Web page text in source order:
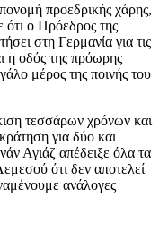
προεδρικής χάρης,
ο Πρόεδρος της
στη Γερμανία για τις
η οδός της πρόωρης
μέρος της ποινής του
τεσσάρων χρόνων και
για δύο και
Αγιάζ απέδειξε όλα τα
ότι δεν αποτελεί
ανάλογες